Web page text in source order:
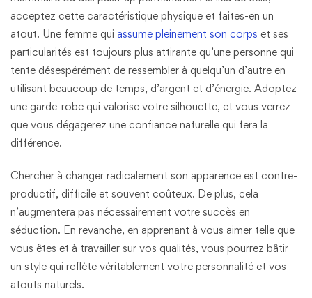
acceptez cette caractéristique physique et faites-en un
atout. Une femme qui assume pleinement son corps et ses
particularités est toujours plus attirante qu’une personne qui
tente désespérément de ressembler à quelqu’un d’autre en
utilisant beaucoup de temps, d’argent et d’énergie. Adoptez
une garde-robe qui valorise votre silhouette, et vous verrez
que vous dégagerez une confiance naturelle qui fera la
différence.
Chercher à changer radicalement son apparence est contre-
productif, difficile et souvent coûteux. De plus, cela
n’augmentera pas nécessairement votre succès en
séduction. En revanche, en apprenant à vous aimer telle que
vous êtes et à travailler sur vos qualités, vous pourrez bâtir
un style qui reflète véritablement votre personnalité et vos
atouts naturels.